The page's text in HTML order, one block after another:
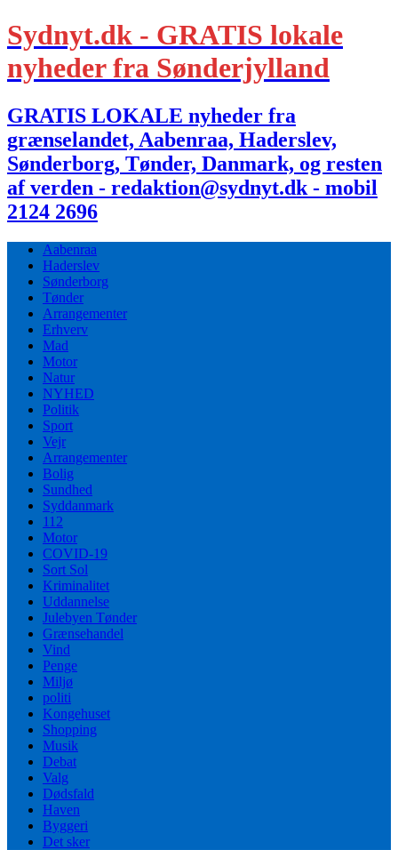
Sydnyt.dk - GRATIS lokale
nyheder fra Sønderjylland
GRATIS LOKALE nyheder fra
grænselandet, Aabenraa, Haderslev,
Sønderborg, Tønder, Danmark, og resten
af verden - redaktion@sydnyt.dk - mobil
2124 2696
Aabenraa
Haderslev
Sønderborg
Tønder
Arrangementer
Erhverv
Mad
Motor
Natur
NYHED
Politik
Sport
Vejr
Arrangementer
Bolig
Sundhed
Syddanmark
112
Motor
COVID-19
Sort Sol
Kriminalitet
Uddannelse
Julebyen Tønder
Grænsehandel
Vind
Penge
Miljø
politi
Kongehuset
Shopping
Musik
Debat
Valg
Dødsfald
Haven
Byggeri
Det sker